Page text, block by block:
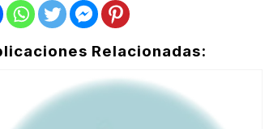
Relacionadas: